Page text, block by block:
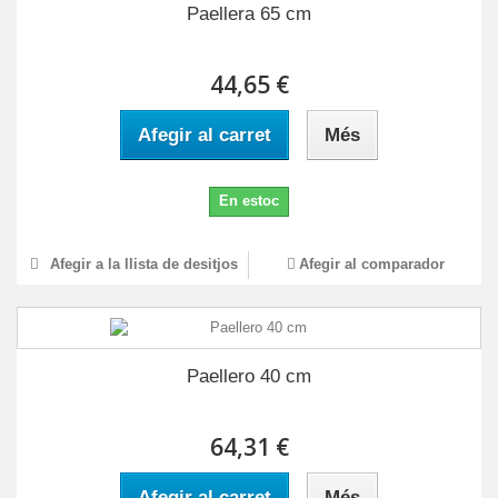
Paellera 65 cm
44,65 €
Afegir al carret Més
En estoc
Afegir a la llista de desitjos Afegir al comparador
Paellero 40 cm
64,31 €